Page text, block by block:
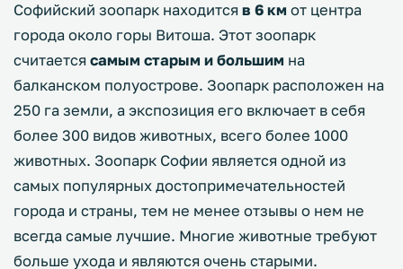
Софийский зоопарк находится в 6 км от центра
города около горы Витоша. Этот зоопарк
считается самым старым и большим на
балканском полуострове. Зоопарк расположен на
250 га земли, а экспозиция его включает в себя
более 300 видов животных, всего более 1000
животных. Зоопарк Софии является одной из
самых популярных достопримечательностей
города и страны, тем не менее отзывы о нем не
всегда самые лучшие. Многие животные требуют
больше ухода и являются очень старыми.